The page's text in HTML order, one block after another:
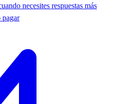
necesites respuestas más
pagar